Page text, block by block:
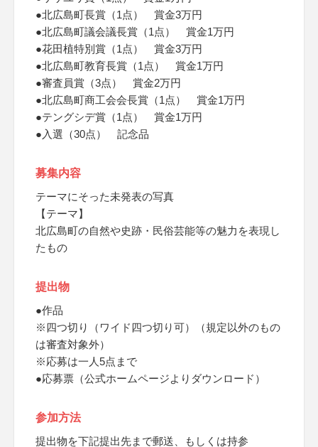
●北広島町長賞（1点） 賞金3万円
●北広島町議会議長賞（1点） 賞金1万円
●花田植特別賞（1点） 賞金3万円
●北広島町教育長賞（1点） 賞金1万円
●審査員賞（3点） 賞金2万円
●北広島町商工会会長賞（1点） 賞金1万円
●テングシデ賞（1点） 賞金1万円
●入選（30点） 記念品
募集内容
テーマにそった未発表の写真
【テーマ】
北広島町の自然や史跡・民俗芸能等の魅力を表現し
たもの
提出物
●作品
※四つ切り（ワイド四つ切り可）（規定以外のもの
は審査対象外）
※応募は一人5点まで
●応募票（公式ホームページよりダウンロード）
参加方法
提出物を下記提出先まで郵送、もしくは持参